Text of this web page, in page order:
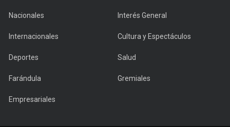
Nacionales Interés General
Internacionales Cultura y Espectáculos
Deportes Salud
Farándula Gremiales
Empresariales